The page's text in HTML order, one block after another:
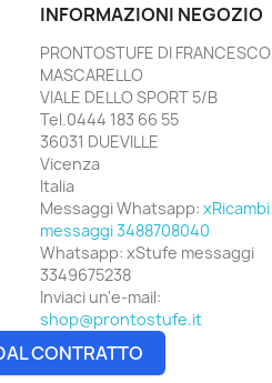
INFORMAZIONI NEGOZIO
PRONTOSTUFE DI FRANCESCO
MASCARELLO
VIALE DELLO SPORT 5/B
Tel.0444 183 66 55
36031 DUEVILLE
Vicenza
Italia
Messaggi Whatsapp: xRicambi
messaggi 3488708040
Whatsapp: xStufe messaggi
3349675238
Inviaci un'e-mail:
shop@prontostufe.it
CONTRATTO